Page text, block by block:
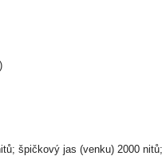
špičkový jas (venku) 2000